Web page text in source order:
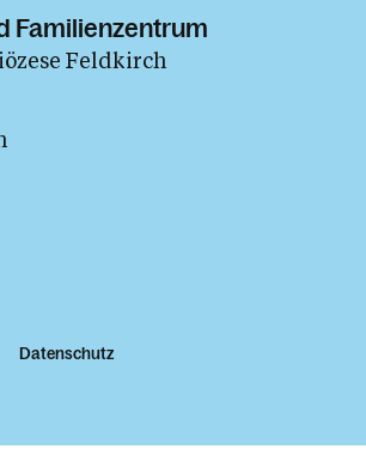
Familienzentrum
Feldkirch
Datenschutz